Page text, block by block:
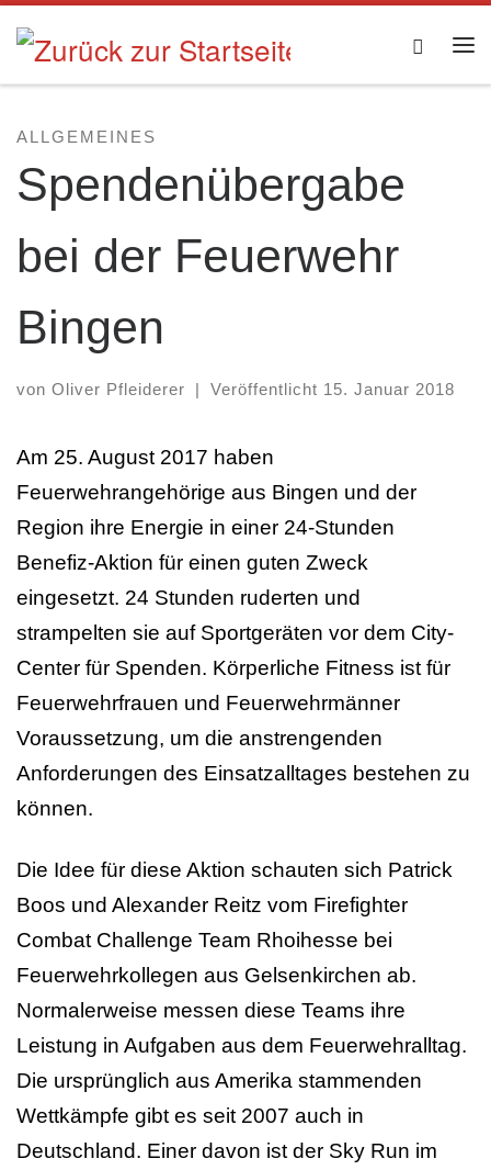
Zum Inhalt springen Search
ALLGEMEINES
Spendenübergabe
bei der Feuerwehr
Bingen
von Oliver Pfleiderer Veröffentlicht 15. Januar 2018
Am 25. August 2017 haben
Feuerwehrangehörige aus Bingen und der
Region ihre Energie in einer 24-Stunden
Benefiz-Aktion für einen guten Zweck
eingesetzt. 24 Stunden ruderten und
strampelten sie auf Sportgeräten vor dem City-
Center für Spenden. Körperliche Fitness ist für
Feuerwehrfrauen und Feuerwehrmänner
Voraussetzung, um die anstrengenden
Anforderungen des Einsatzalltages bestehen zu
können.
Die Idee für diese Aktion schauten sich Patrick
Boos und Alexander Reitz vom Firefighter
Combat Challenge Team Rhoihesse bei
Feuerwehrkollegen aus Gelsenkirchen ab.
Normalerweise messen diese Teams ihre
Leistung in Aufgaben aus dem Feuerwehralltag.
Die ursprünglich aus Amerika stammenden
Wettkämpfe gibt es seit 2007 auch in
Deutschland. Einer davon ist der Sky Run im